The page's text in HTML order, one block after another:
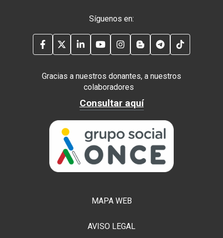
Síguenos en:
FACEBOOK
TWITTERLINKEDIN
YOUTUBEINSTAGRAM
BLOG TELEGRAM
Gracias a nuestros donantes, a nuestros
colaboradores
Consultar aquí
MAPA WEB
AVISO LEGAL